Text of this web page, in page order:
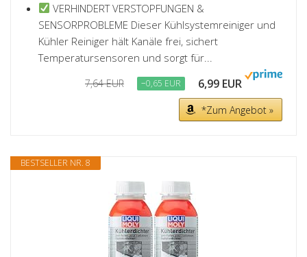
VERHINDERT VERSTOPFUNGEN &
SENSORPROBLEME Dieser Kühlsystemreiniger und
Kühler Reiniger hält Kanäle frei, sichert
Temperatursensoren und sorgt für...
7,64 EUR −0,65 EUR 6,99 EUR
*Zum Angebot »
BESTSELLER NR. 8